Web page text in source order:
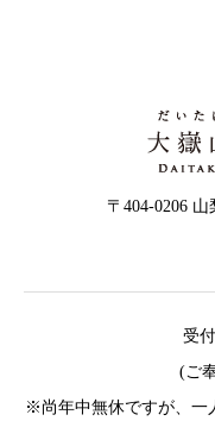
〒404-0206
受
(ご
※尚年中無休ですが、一